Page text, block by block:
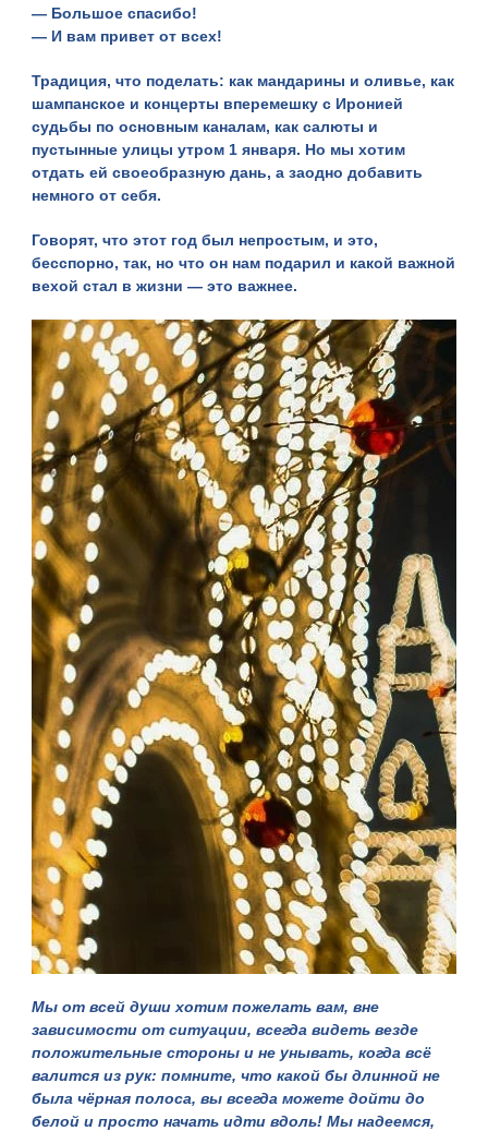
— Большое спасибо!
— И вам привет от всех!
Традиция, что поделать: как мандарины и оливье, как
шампанское и концерты вперемешку с Иронией
судьбы по основным каналам, как салюты и
пустынные улицы утром 1 января. Но мы хотим
отдать ей своеобразную дань, а заодно добавить
немного от себя.
Говорят, что этот год был непростым, и это,
бесспорно, так, но что он нам подарил и какой важной
вехой стал в жизни — это важнее.
Мы от всей души хотим пожелать вам, вне
зависимости от ситуации, всегда видеть везде
положительные стороны и не унывать, когда всё
валится из рук: помните, что какой бы длинной не
была чёрная полоса, вы всегда можете дойти до
белой и просто начать идти вдоль! Мы надеемся,